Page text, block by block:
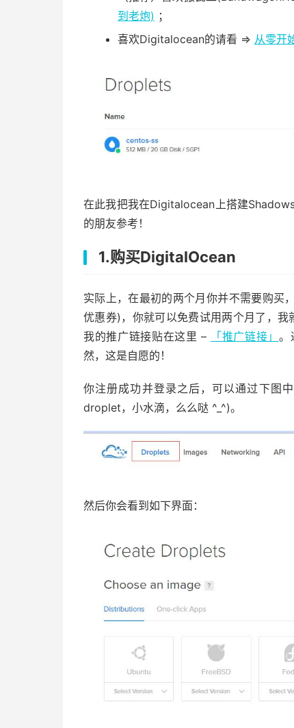
到老炮) ；
喜欢Digitalocean的请看 => 从零开
在此我把我在Digitalocean上搭建
的朋友参考！
1.购买DigitalOcean
实际上，在最初的两个月你并不需要购买
优惠券)，你就可以免费试用两个月了，
我的推广链接贴在这里 –
「推广链接」 。
然，这是自愿的！
你注册成功并登录之后，可以通过下图
droplet，小水滴，么么哒 ^_^)。
然后你会看到如下界面：